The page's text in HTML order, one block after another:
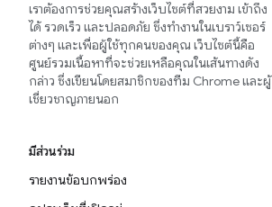
เราต้องการช่วยคุณสร้างเว็บไซต์ที่สวยงาม เข้าถึง
ได้ รวดเร็ว และปลอดภัย ซึ่งทำงานในเบราว์เซอร์
ต่างๆ และเพื่อผู้ใช้ทุกคนของคุณ เว็บไซต์นี้คือ
ศูนย์รวมเนื้อหาที่จะช่วยเหลือคุณในเส้นทางดัง
กล่าว ซึ่งเขียนโดยสมาชิกของทีม Chrome และผู้
เชี่ยวชาญภายนอก
มีส่วนร่วม
รายงานข้อบกพร่อง